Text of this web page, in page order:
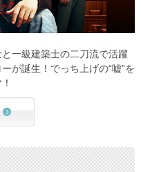
一級建築士の二刀流で活躍
が誕生！でっち上げの“嘘”を